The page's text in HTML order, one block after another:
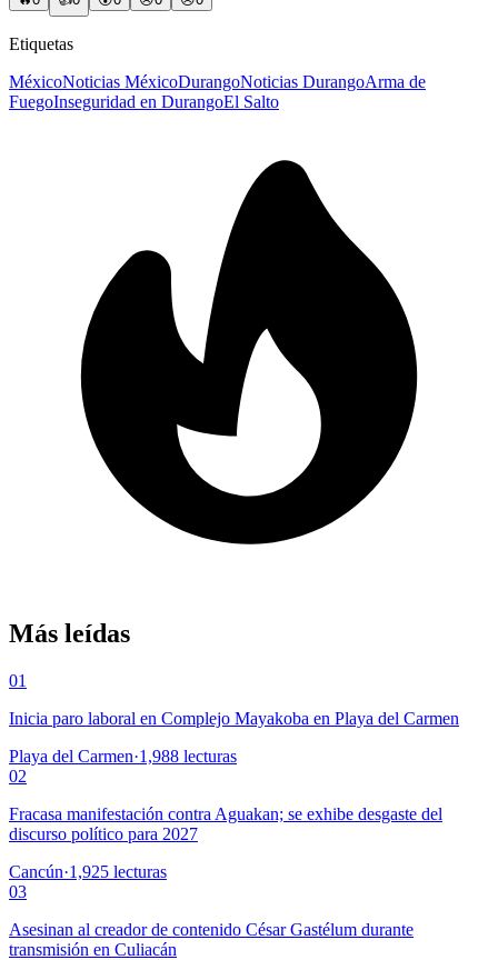
Etiquetas
MéxicoNoticias MéxicoDurangoNoticias DurangoArma de
FuegoInseguridad en DurangoEl Salto
Más leídas
01
Inicia paro laboral en Complejo Mayakoba en Playa del Carmen
Playa del Carmen·1,988 lecturas
02
Fracasa manifestación contra Aguakan; se exhibe desgaste del
discurso político para 2027
Cancún·1,925 lecturas
03
Asesinan al creador de contenido César Gastélum durante
transmisión en Culiacán